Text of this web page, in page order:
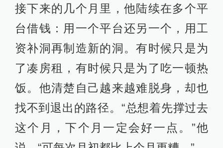
接下来的几个月里，他陆续在多个平
台借钱：用一个平台还另一个，用工
资补洞再制造新的洞。有时候只是为
了凑房租，有时候只是为了吃一顿热
饭。他清楚自己越来越难脱身，却也
找不到退出的路径。“总想着先撑过去
这个月，下个月一定会好一点。”他